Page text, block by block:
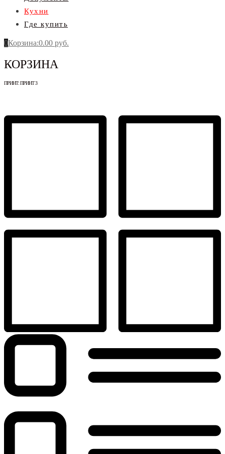
Кухни
Где купить
0Корзина:0.00 руб.
КОРЗИНА
ПРИНТ:ПРИНТ 3